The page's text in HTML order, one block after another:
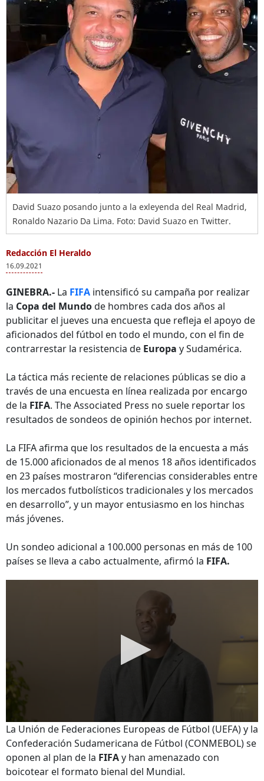
David Suazo posando junto a la exleyenda del Real Madrid,
Ronaldo Nazario Da Lima. Foto: David Suazo en Twitter.
Redacción El Heraldo
16.09.2021
GINEBRA.- La FIFA intensificó su campaña por realizar
la Copa del Mundode hombres cada dos años al
publicitar el jueves una encuesta que refleja el apoyo de
aficionados del fútbol en todo el mundo, con el fin de
contrarrestar la resistencia de Europa y Sudamérica.
La táctica más reciente de relaciones públicas se dio a
través de una encuesta en línea realizada por encargo
de la FIFA. The Associated Press no suele reportar los
resultados de sondeos de opinión hechos por internet.
La FIFA afirma que los resultados de la encuesta a más
de 15.000 aficionados de al menos 18 años identificados
en 23 países mostraron “diferencias considerables entre
los mercados futbolísticos tradicionales y los mercados
en desarrollo”, y un mayor entusiasmo en los hinchas
más jóvenes.
Un sondeo adicional a 100.000 personas en más de 100
países se lleva a cabo actualmente, afirmó la FIFA.
La Unión de Federaciones Europeas de Fútbol​ (UEFA) y la
Confederación Sudamericana de Fútbol (CONMEBOL) se
oponen al plan de la FIFAy han amenazado con
boicotear el formato bienal del Mundial.